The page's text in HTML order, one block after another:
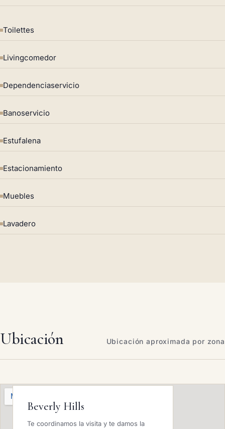
Toilettes
Livingcomedor
Dependenciaservicio
Banoservicio
Estufalena
Estacionamiento
Muebles
Lavadero
Ubicación Ubicación aproximada por zona
Beverly Hills
Te coordinamos la visita y te damos la